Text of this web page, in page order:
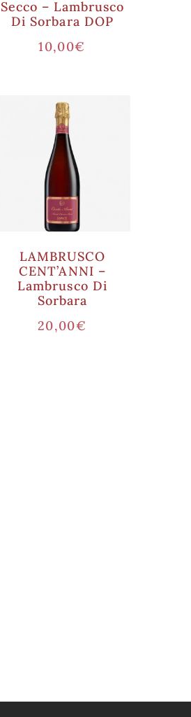
Secco – Lambrusco
Di Sorbara DOP
10,00€
LAMBRUSCO
CENT’ANNI –
Lambrusco Di
Sorbara
20,00€